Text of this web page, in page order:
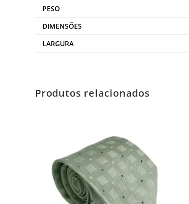
PESO
DIMENSÕES
LARGURA
Produtos relacionados